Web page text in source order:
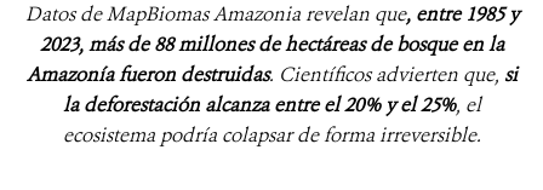
INFORME ANUAL WCS
MECANISMO DE ATENCIÓN DE QUEJAS Y RECLAMOS
DONA
Datos de MapBiomas Amazonia revelan que, entre 1985 y
2023, más de 88 millones de hectáreas de bosque en la
Amazonía fueron destruidas. Científicos advierten que, si
la deforestación alcanza entre el 20% y el 25%, el
ecosistema podría colapsar de forma irreversible.